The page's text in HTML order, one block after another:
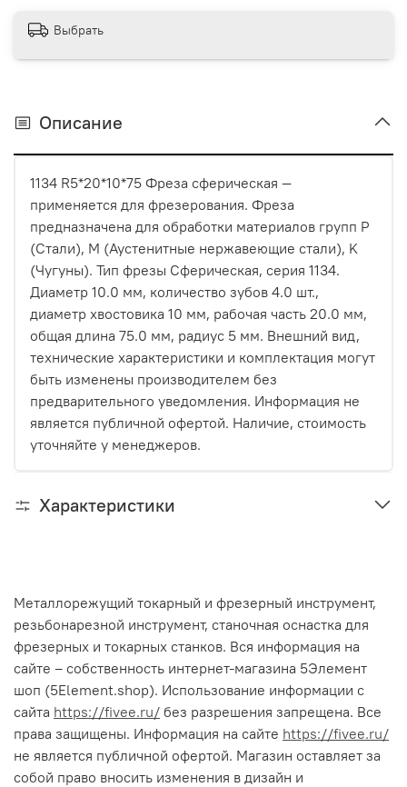
Выбрать
Описание
1134 R5*20*10*75 Фреза сферическая —
применяется для фрезерования. Фреза
предназначена для обработки материалов групп P
(Стали), M (Аустенитные нержавеющие стали), K
(Чугуны). Тип фрезы Сферическая, серия 1134.
Диаметр 10.0 мм, количество зубов 4.0 шт.,
диаметр хвостовика 10 мм, рабочая часть 20.0 мм,
общая длина 75.0 мм, радиус 5 мм. Внешний вид,
технические характеристики и комплектация могут
быть изменены производителем без
предварительного уведомления. Информация не
является публичной офертой. Наличие, стоимость
уточняйте у менеджеров.
Характеристики
Металлорежущий токарный и фрезерный инструмент,
резьбонарезной инструмент, станочная оснастка для
фрезерных и токарных станков. Вся информация на
сайте – собственность интернет-магазина 5Элемент
шоп (5Element.shop). Использование информации с
сайта https://fivee.ru/ без разрешения запрещена. Все
права защищены. Информация на сайте https://fivee.ru/
не является публичной офертой. Магазин оставляет за
собой право вносить изменения в дизайн и